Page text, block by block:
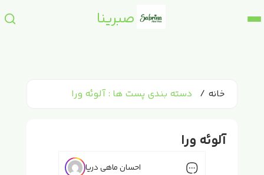
صبرینا
خانه دسته بندی پست ها : آلوئه ورا
آلوئه ورا
احسان ماهی دریا